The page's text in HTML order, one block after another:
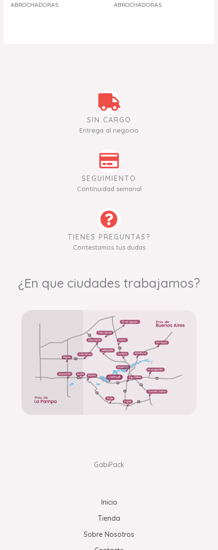
ABROCHADORAS ABROCHADORAS
SIN CARGO
Entrega al negocio
SEGUIMIENTO
Continuidad semanal
TIENES PREGUNTAS?
Contestamos tus dudas
¿En que ciudades trabajamos?
GabiPack
Inicio
Tienda
Sobre Nosotros